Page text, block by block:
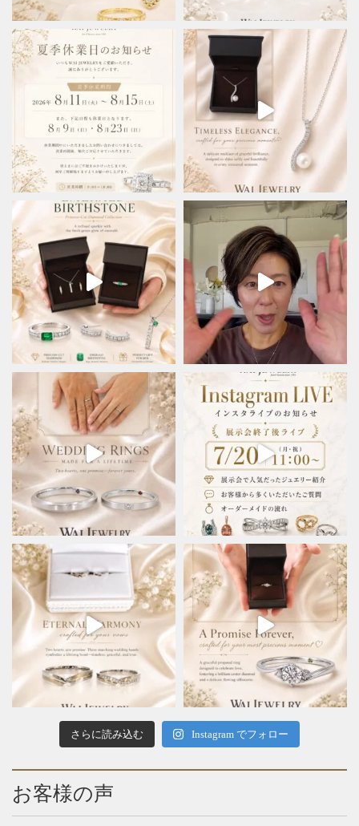
さらに読み込む Instagram でフォロー
お客様の声